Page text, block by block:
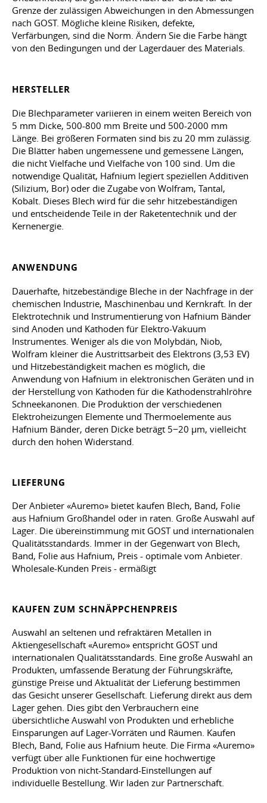
Grenze der zulässigen Abweichungen in den Abmessungen
nach GOST. Mögliche kleine Risiken, defekte,
Verfärbungen, sind die Norm. Ändern Sie die Farbe hängt
von den Bedingungen und der Lagerdauer des Materials.
HERSTELLER
Die Blechparameter variieren in einem weiten Bereich von
5 mm Dicke, 500-800 mm Breite und 500-2000 mm
Länge. Bei größeren Formaten sind bis zu 20 mm zulässig.
Die Blätter haben ungemessene und gemessene Längen,
die nicht Vielfache und Vielfache von 100 sind. Um die
notwendige Qualität, Hafnium legiert speziellen Additiven
(Silizium, Bor) oder die Zugabe von Wolfram, Tantal,
Kobalt. Dieses Blech wird für die sehr hitzebeständigen
und entscheidende Teile in der Raketentechnik und der
Kernenergie.
ANWENDUNG
Dauerhafte, hitzebeständige Bleche in der Nachfrage in der
chemischen Industrie, Maschinenbau und Kernkraft. In der
Elektrotechnik und Instrumentierung von Hafnium Bänder
sind Anoden und Kathoden für Elektro-Vakuum
Instrumentes. Weniger als die von Molybdän, Niob,
Wolfram kleiner die Austrittsarbeit des Elektrons (3,53 EV)
und Hitzebeständigkeit machen es möglich, die
Anwendung von Hafnium in elektronischen Geräten und in
der Herstellung von Kathoden für die Kathodenstrahlröhre
Schneekanonen. Die Produktion der verschiedenen
Elektroheizungen Elemente und Thermoelemente aus
Hafnium Bänder, deren Dicke beträgt 5−20 µm, vielleicht
durch den hohen Widerstand.
LIEFERUNG
Der Anbieter «Auremo» bietet kaufen Blech, Band, Folie
aus Hafnium Großhandel oder in raten. Große Auswahl auf
Lager. Die übereinstimmung mit GOST und internationalen
Qualitätsstandards. Immer in der Gegenwart von Blech,
Band, Folie aus Hafnium, Preis - optimale vom Anbieter.
Wholesale-Kunden Preis - ermäßigt
KAUFEN ZUM SCHNÄPPCHENPREIS
Auswahl an seltenen und refraktären Metallen in
Aktiengesellschaft «Auremo» entspricht GOST und
internationalen Qualitätsstandards. Eine große Auswahl an
Produkten, umfassende Beratung der Führungskräfte,
günstige Preise und Aktualität der Lieferung bestimmen
das Gesicht unserer Gesellschaft. Lieferung direkt aus dem
Lager gehen. Dies gibt den Verbrauchern eine
übersichtliche Auswahl von Produkten und erhebliche
Einsparungen auf Lager-Vorräten und Räumen. Kaufen
Blech, Band, Folie aus Hafnium heute. Die Firma «Auremo»
verfügt über alle Funktionen für eine hochwertige
Produktion von nicht-Standard-Einstellungen auf
individuelle Bestellung. Wir laden zur Partnerschaft.